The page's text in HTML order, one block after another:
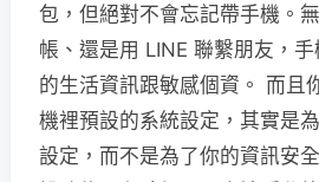
包，但絕對不會忘記帶手機。
帳、還是用 LINE 聯繫朋友，
的生活資訊跟敏感個資。 而且
機裡預設的系統設定，其實是
設定，而不是為了你的資訊安